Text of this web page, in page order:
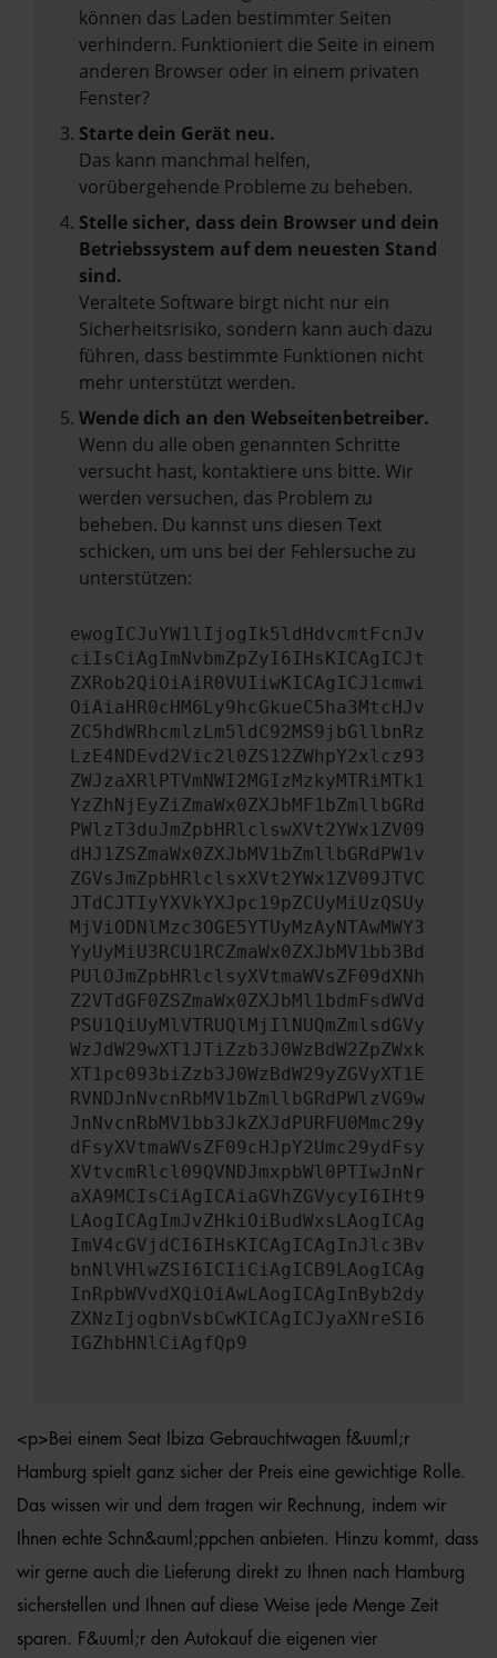
können das Laden bestimmter Seiten
verhindern. Funktioniert die Seite in einem
anderen Browser oder in einem privaten
Fenster?
Starte dein Gerät neu.
Das kann manchmal helfen,
vorübergehende Probleme zu beheben.
Stelle sicher, dass dein Browser und dein
Betriebssystem auf dem neuesten Stand
sind.
Veraltete Software birgt nicht nur ein
Sicherheitsrisiko, sondern kann auch dazu
führen, dass bestimmte Funktionen nicht
mehr unterstützt werden.
Wende dich an den Webseitenbetreiber.
Wenn du alle oben genannten Schritte
versucht hast, kontaktiere uns bitte. Wir
werden versuchen, das Problem zu
beheben. Du kannst uns diesen Text
schicken, um uns bei der Fehlersuche zu
unterstützen:
ewogICJuYW1lIjogIk5ldHdvcmtFcnJv
ciIsCiAgImNvbmZpZyI6IHsKICAgICJt
ZXRob2QiOiAiR0VUIiwKICAgICJ1cmwi
OiAiaHR0cHM6Ly9hcGkueC5ha3MtcHJv
ZC5hdWRhcmlzLm5ldC92MS9jbGllbnRz
LzE4NDEvd2Vic2l0ZS12ZWhpY2xlcz93
ZWJzaXRlPTVmNWI2MGIzMzkyMTRiMTk1
YzZhNjEyZiZmaWx0ZXJbMF1bZmllbGRd
PWlzT3duJmZpbHRlclswXVt2YWx1ZV09
dHJ1ZSZmaWx0ZXJbMV1bZmllbGRdPW1v
ZGVsJmZpbHRlclsxXVt2YWx1ZV09JTVC
JTdCJTIyYXVkYXJpc19pZCUyMiUzQSUy
MjViODNlMzc3OGE5YTUyMzAyNTAwMWY3
YyUyMiU3RCU1RCZmaWx0ZXJbMV1bb3Bd
PUlOJmZpbHRlclsyXVtmaWVsZF09dXNh
Z2VTdGF0ZSZmaWx0ZXJbMl1bdmFsdWVd
PSU1QiUyMlVTRUQlMjIlNUQmZmlsdGVy
WzJdW29wXT1JTiZzb3J0WzBdW2ZpZWxk
XT1pc093biZzb3J0WzBdW29yZGVyXT1E
RVNDJnNvcnRbMV1bZmllbGRdPWlzVG9w
JnNvcnRbMV1bb3JkZXJdPURFU0Mmc29y
dFsyXVtmaWVsZF09cHJpY2Umc29ydFsy
XVtvcmRlcl09QVNDJmxpbWl0PTIwJnNr
aXA9MCIsCiAgICAiaGVhZGVycyI6IHt9
LAogICAgImJvZHkiOiBudWxsLAogICAg
ImV4cGVjdCI6IHsKICAgICAgInJlc3Bv
bnNlVHlwZSI6ICIiCiAgICB9LAogICAg
InRpbWVvdXQiOiAwLAogICAgInByb2dy
ZXNzIjogbnVsbCwKICAgICJyaXNreSI6
IGZhbHNlCiAgfQp9
<p>Bei einem Seat Ibiza Gebrauchtwagen f&uuml;r
Hamburg spielt ganz sicher der Preis eine gewichtige Rolle.
Das wissen wir und dem tragen wir Rechnung, indem wir
Ihnen echte Schn&auml;ppchen anbieten. Hinzu kommt, dass
wir gerne auch die Lieferung direkt zu Ihnen nach Hamburg
sicherstellen und Ihnen auf diese Weise jede Menge Zeit
sparen. F&uuml;r den Autokauf die eigenen vier